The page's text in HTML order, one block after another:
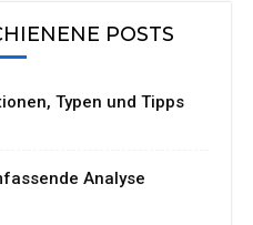
POSTS
Typen und Tipps
Analyse